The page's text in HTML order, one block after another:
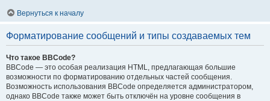
Вернуться к началу
Форматирование сообщений и типы создаваемых тем
Что такое BBCode?
BBCode — это особая реализация HTML, предлагающая большие
возможности по форматированию отдельных частей сообщения.
Возможность использования BBCode определяется администратором,
однако BBCode также может быть отключён на уровне сообщения в